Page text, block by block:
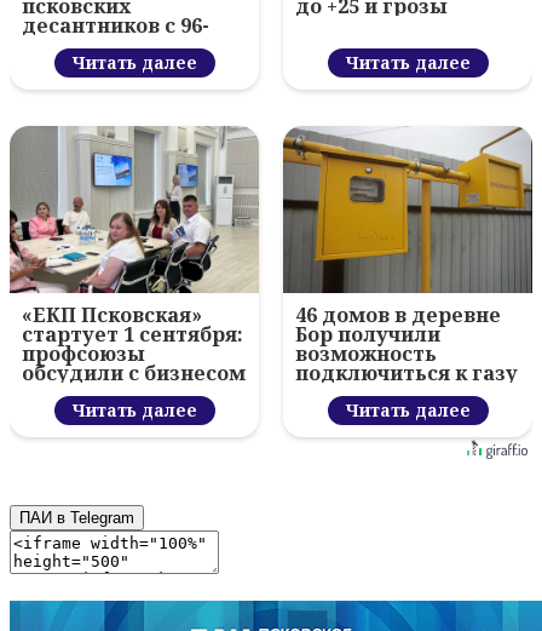
псковских
десантников с 96-
летием ВДВ и
вручил награды
Читать далее
до +25 и грозы
Читать далее
«ЕКП Псковская»
стартует 1 сентября:
профсоюзы
обсудили с бизнесом
новый цифровой
проектЧитать далее
46 домов в деревне
Бор получили
возможность
подключиться к газу
Читать далее
ПАИ в Telegram